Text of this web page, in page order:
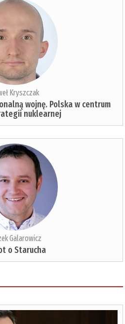
Kryszczak
wojnę. Polska w centrum
nuklearnej
Galarowicz
o Starucha